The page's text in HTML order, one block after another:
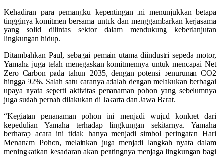
Kehadiran para pemangku kepentingan ini menunjukkan betapa
tingginya komitmen bersama untuk dan menggambarkan kerjasama
yang solid dilintas sektor dalam mendukung keberlanjutan
lingkungan hidup.
Ditambahkan Paul, sebagai pemain utama diindustri sepeda motor,
Yamaha juga telah menegaskan komitmennya untuk mencapai Net
Zero Carbon pada tahun 2035, dengan potensi penurunan CO2
hingga 92%. Salah satu caranya adalah dengan melakukan berbagai
upaya nyata seperti aktivitas penanaman pohon yang sebelumnya
juga sudah pernah dilakukan di Jakarta dan Jawa Barat.
“Kegiatan penanaman pohon ini menjadi wujud konkret dari
kepedulian Yamaha terhadap lingkungan sekitarnya. Yamaha
berharap acara ini tidak hanya menjadi simbol peringatan Hari
Menanam Pohon, melainkan juga menjadi langkah nyata dalam
meningkatkan kesadaran akan pentingnya menjaga lingkungan bagi